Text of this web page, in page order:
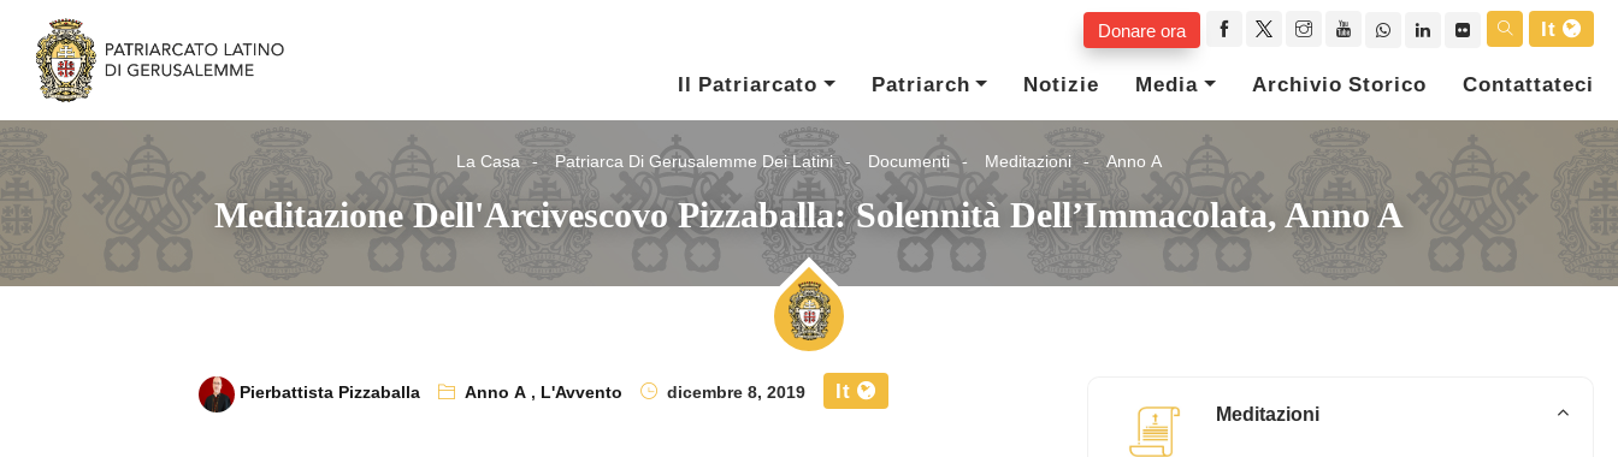
Donare ora
It
Il Patriarcato
Patriarch Notizie Media Archivio Storico Contattateci
La Casa Patriarca Di Gerusalemme Dei Latini Documenti Meditazioni Anno A
Meditazione Dell'Arcivescovo Pizzaballa: Solennità Dell’Immacolata, Anno A
Pierbattista Pizzaballa Anno A, L'Avvento dicembre 8, 2019 It
Meditazioni